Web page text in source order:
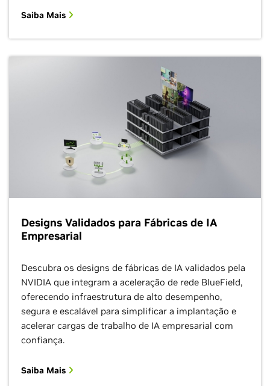
Saiba Mais
Designs Validados para Fábricas de IA
Empresarial
Descubra os designs de fábricas de IA validados pela
NVIDIA que integram a aceleração de rede BlueField,
oferecendo infraestrutura de alto desempenho,
segura e escalável para simplificar a implantação e
acelerar cargas de trabalho de IA empresarial com
confiança.
Saiba Mais